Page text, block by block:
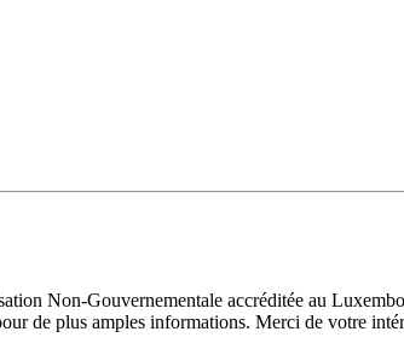
Non-Gouvernementale accréditée au
de plus amples informations. Merci de votre